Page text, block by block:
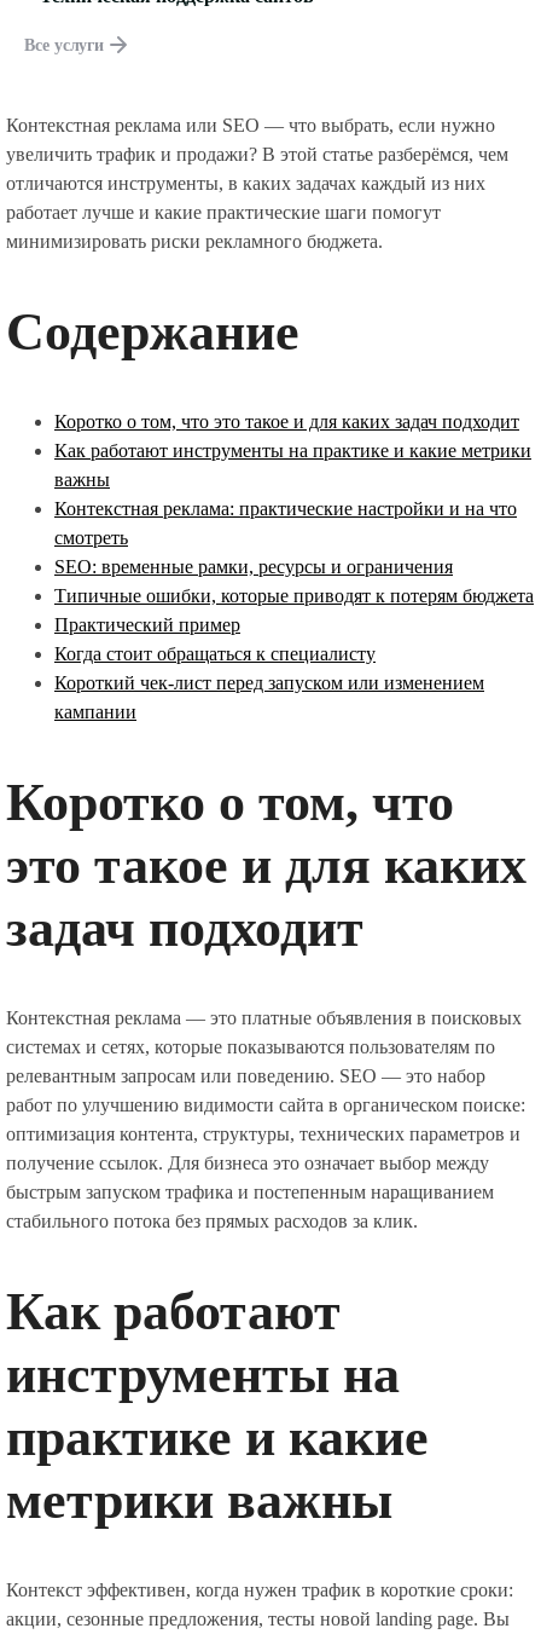
Все услуги
Контекстная реклама или SEO — что выбрать, если нужно
увеличить трафик и продажи? В этой статье разберёмся, чем
отличаются инструменты, в каких задачах каждый из них
работает лучше и какие практические шаги помогут
минимизировать риски рекламного бюджета.
Содержание
Коротко о том, что это такое и для каких задач подходит
Как работают инструменты на практике и какие метрики
важны
Контекстная реклама: практические настройки и на что
смотреть
SEO: временные рамки, ресурсы и ограничения
Типичные ошибки, которые приводят к потерям бюджета
Практический пример
Когда стоит обращаться к специалисту
Короткий чек-лист перед запуском или изменением
кампании
Коротко о том, что
это такое и для каких
задач подходит
Контекстная реклама — это платные объявления в поисковых
системах и сетях, которые показываются пользователям по
релевантным запросам или поведению. SEO — это набор
работ по улучшению видимости сайта в органическом поиске:
оптимизация контента, структуры, технических параметров и
получение ссылок. Для бизнеса это означает выбор между
быстрым запуском трафика и постепенным наращиванием
стабильного потока без прямых расходов за клик.
Как работают
инструменты на
практике и какие
метрики важны
Контекст эффективен, когда нужен трафик в короткие сроки:
акции, сезонные предложения, тесты новой landing page. Вы